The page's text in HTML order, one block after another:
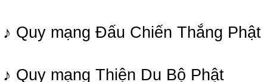
♪ Quy mạng Đấu Chiến Thắng Phật
♪ Quy mạng Thiện Du Bộ Phật